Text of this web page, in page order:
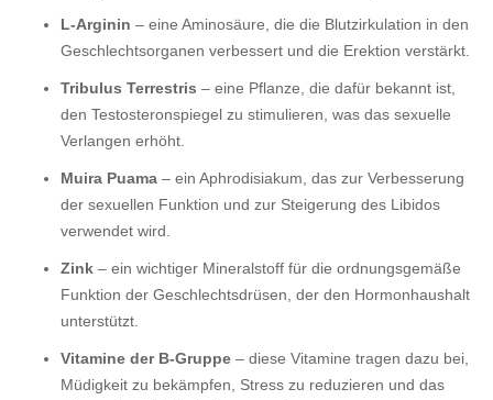
L-Arginin – eine Aminosäure, die die Blutzirkulation in den
Geschlechtsorganen verbessert und die Erektion verstärkt.
Tribulus Terrestris – eine Pflanze, die dafür bekannt ist,
den Testosteronspiegel zu stimulieren, was das sexuelle
Verlangen erhöht.
Muira Puama – ein Aphrodisiakum, das zur Verbesserung
der sexuellen Funktion und zur Steigerung des Libidos
verwendet wird.
Zink – ein wichtiger Mineralstoff für die ordnungsgemäße
Funktion der Geschlechtsdrüsen, der den Hormonhaushalt
unterstützt.
Vitamine der B-Gruppe – diese Vitamine tragen dazu bei,
Müdigkeit zu bekämpfen, Stress zu reduzieren und das